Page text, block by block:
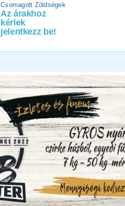
Csomagolt Zöldségek
Az árakhoz
kérlek
jelentkezz be!